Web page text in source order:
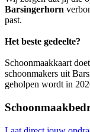
Barsingerhorn
past.
Het beste gedeelte?
Schoonmaakkaart
schoonmakers uit
geholpen wordt in